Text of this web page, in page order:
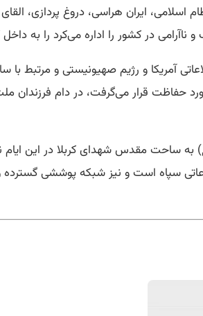
اسلامی، ایران هراسی، دروغ پردازی،
ناآرامی در کشور را اداره می‌کرد را به
آمریکا و رژیم صهیونیستی و مرتبط با
قرار می‌گرفت، در دام فرزندان
ساحت مقدس شهدای کربلا در این ایام
سپاه است و نیز شبکه پوششی گسترده و